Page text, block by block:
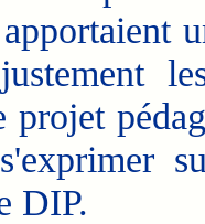
projet
DIP.